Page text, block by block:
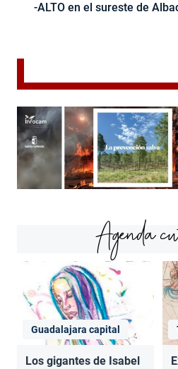
-ALTO en el sureste de
Agenda
Guadalajara capital
Los gigantes de Isabel